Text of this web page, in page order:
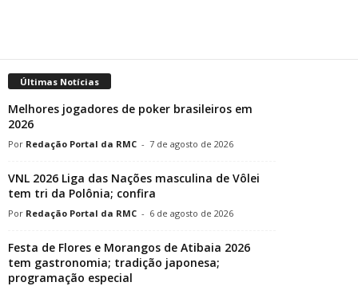
Últimas Notícias
Melhores jogadores de poker brasileiros em
2026
Redação Portal da RMC - 7 de agosto de 2026
VNL 2026 Liga das Nações masculina de Vôlei
tem tri da Polônia; confira
Redação Portal da RMC - 6 de agosto de 2026
Festa de Flores e Morangos de Atibaia 2026
tem gastronomia; tradição japonesa;
programação especial